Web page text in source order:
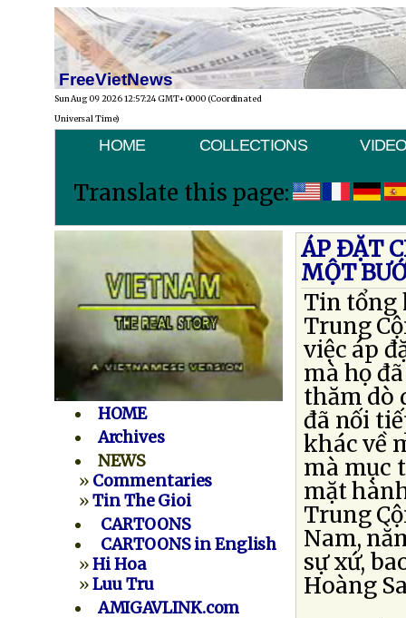
FreeVietNews
Sun Aug 09 2026 12:57:24 GMT+0000 (Coordinated
Universal Time)
HOME COLLECTIONS
Translate this page:
HOME
Archives
NEWS
» Commentaries
»Tin The Gioi
CARTOONS
CARTOONS in English
»Hi Hoa
»Luu Tru
AMIGAVLINK.com
ÁP ÐẶT
MỘT
Tin tổng
Trung
việc áp
mà họ
thăm dò
đã nối
khác về
mà mục
mặt
Trung
Nam,
sự xứ,
Hoàng